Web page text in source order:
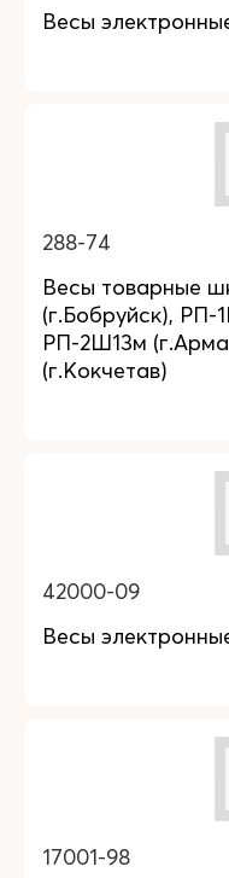
Весы
288-74
Весы товарные
(г.Бобруйск), РП-
РП-2Ш13м
(г.Кокчетав)
42000-09
Весы
17001-98